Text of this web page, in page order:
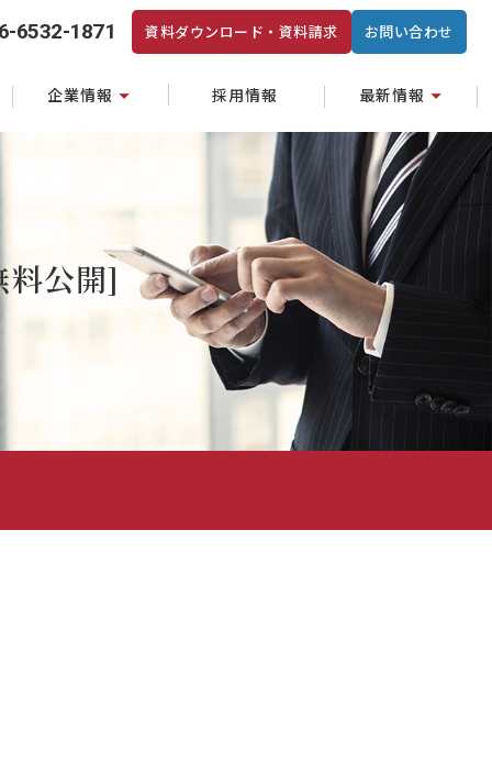
6532-1871 資料ダウンロード・資料請求 お問い合わせ
企業情報 採用情報 最新情報
料公開]